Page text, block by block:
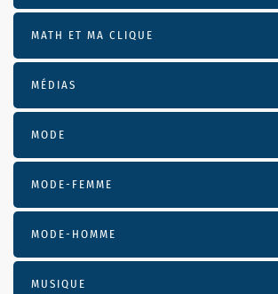
MATH ET MA CLIQUE
MÉDIAS
MODE
MODE-FEMME
MODE-HOMME
MUSIQUE